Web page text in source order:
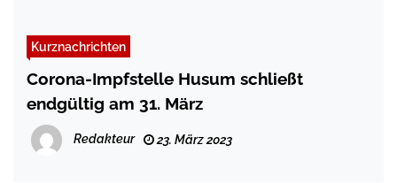
Kurznachrichten
Corona-Impfstelle Husum schließt
endgültig am 31. März
Redakteur 23. März 2023